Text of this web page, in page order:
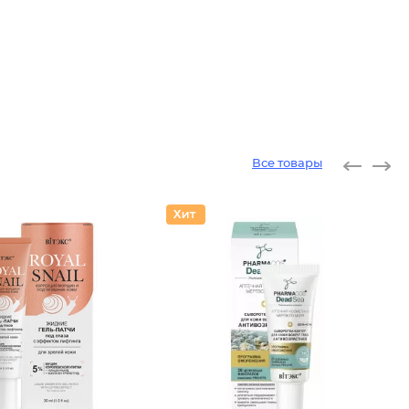
Все товары